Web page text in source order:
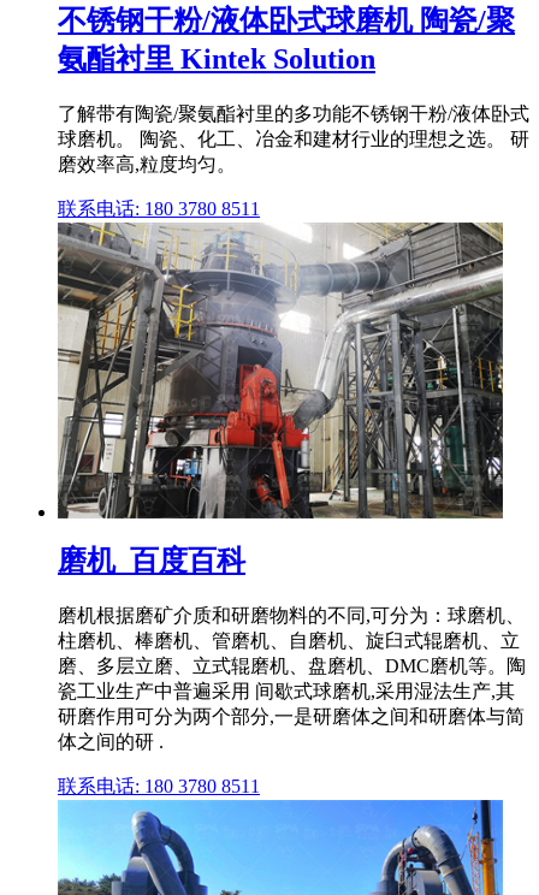
不锈钢干粉/液体卧式球磨机 陶瓷/聚
氨酯衬里 Kintek Solution
了解带有陶瓷/聚氨酯衬里的多功能不锈钢干粉/液体卧式
球磨机。 陶瓷、化工、冶金和建材行业的理想之选。 研
磨效率高,粒度均匀。
联系电话: 180 3780 8511
磨机_百度百科
磨机根据磨矿介质和研磨物料的不同,可分为：球磨机、
柱磨机、棒磨机、管磨机、自磨机、旋臼式辊磨机、立
磨、多层立磨、立式辊磨机、盘磨机、DMC磨机等。陶
瓷工业生产中普遍采用 间歇式球磨机,采用湿法生产,其
研磨作用可分为两个部分,一是研磨体之间和研磨体与简
体之间的研 .
联系电话: 180 3780 8511